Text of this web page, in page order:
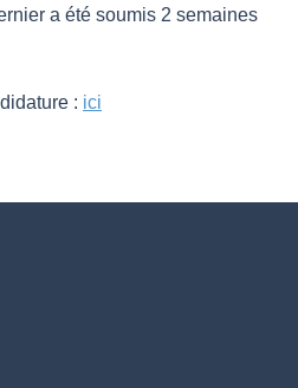
a été soumis 2 semaines
: ici